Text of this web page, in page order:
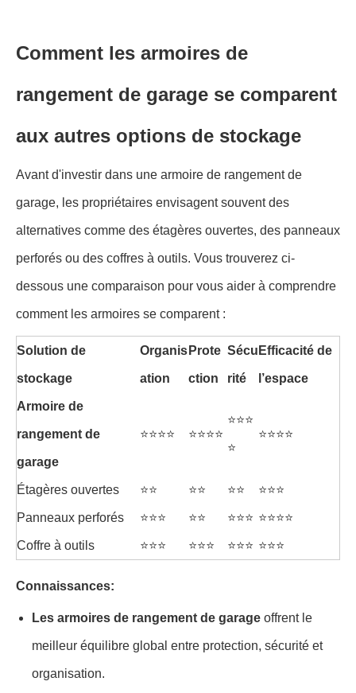
Comment les armoires de
rangement de garage se comparent
aux autres options de stockage
Avant d'investir dans une armoire de rangement de
garage, les propriétaires envisagent souvent des
alternatives comme des étagères ouvertes, des panneaux
perforés ou des coffres à outils. Vous trouverez ci-
dessous une comparaison pour vous aider à comprendre
comment les armoires se comparent :
Solution de
stockage
Organis
ation
Prote
ction
Sécu
rité
Efficacité de
l’espace
Armoire de
rangement de
garage
⭐⭐⭐⭐ ⭐⭐⭐⭐
⭐⭐⭐
⭐
⭐⭐⭐⭐
Étagères ouvertes ⭐⭐ ⭐⭐ ⭐⭐ ⭐⭐⭐
Panneaux perforés ⭐⭐⭐ ⭐⭐ ⭐⭐⭐ ⭐⭐⭐⭐
Coffre à outils ⭐⭐⭐ ⭐⭐⭐ ⭐⭐⭐ ⭐⭐⭐
Connaissances:
Les armoires de rangement de garage offrent le
meilleur équilibre global entre protection, sécurité et
organisation.